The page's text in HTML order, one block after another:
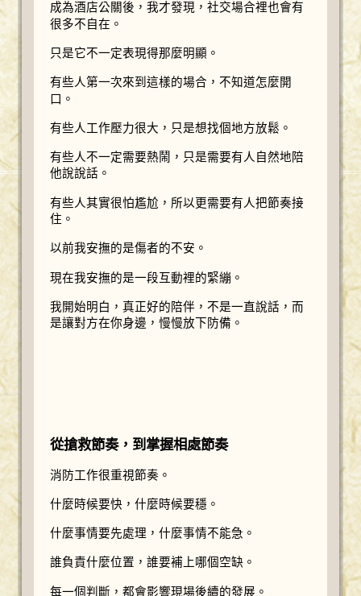
成為酒店公關後，我才發現，社交場合裡也會有
很多不自在。
只是它不一定表現得那麼明顯。
有些人第一次來到這樣的場合，不知道怎麼開
口。
有些人工作壓力很大，只是想找個地方放鬆。
有些人不一定需要熱鬧，只是需要有人自然地陪
他說說話。
有些人其實很怕尷尬，所以更需要有人把節奏接
住。
以前我安撫的是傷者的不安。
現在我安撫的是一段互動裡的緊繃。
我開始明白，真正好的陪伴，不是一直說話，而
是讓對方在你身邊，慢慢放下防備。
從搶救節奏，到掌握相處節奏
消防工作很重視節奏。
什麼時候要快，什麼時候要穩。
什麼事情要先處理，什麼事情不能急。
誰負責什麼位置，誰要補上哪個空缺。
每一個判斷，都會影響現場後續的發展。